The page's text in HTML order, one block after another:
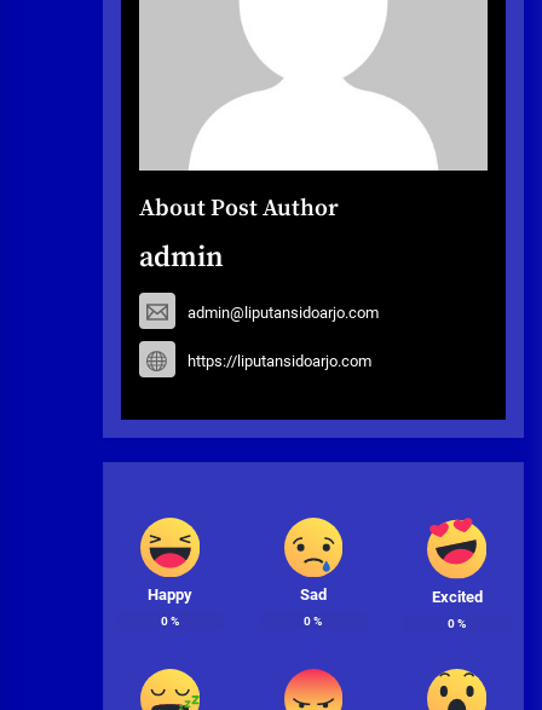
About Post Author
admin
admin@liputansidoarjo.com
https://liputansidoarjo.com
Happy
0%
Sad
0%
Excited
0%